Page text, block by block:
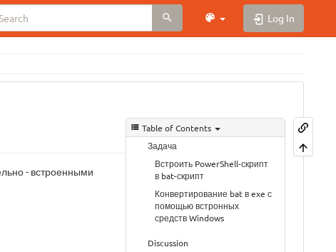
Log In
Table of Contents
Задача
Встроить PowerShell-скрипт
в bat-скрипт
Конвертирование bat в exe с
помощью встронных
средств Windows
Discussion
- встроенными